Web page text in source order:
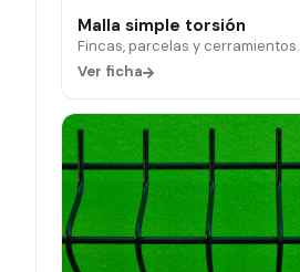
Malla simple torsión
Fincas, parcelas y cerramientos.
Ver ficha